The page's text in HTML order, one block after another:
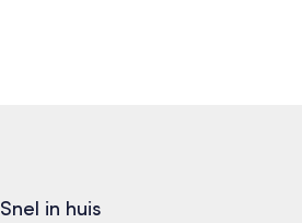
Snel in huis